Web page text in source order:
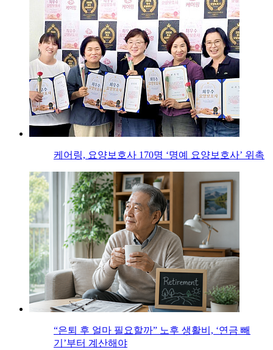
케어링, 요양보호사 170명 ‘명예 요양보호사’ 위촉
“은퇴 후 얼마 필요할까” 노후 생활비, ‘연금 빼
기’부터 계산해야